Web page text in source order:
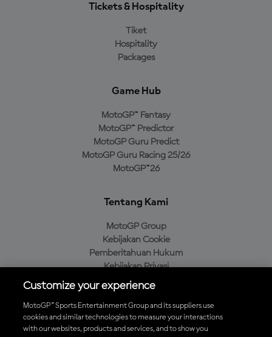
Tickets & Hospitality
Tiket
Hospitality
Packages
Game Hub
MotoGP™ Fantasy
MotoGP™ Predictor
MotoGP Guru Predict
MotoGP Guru Racing 25/26
MotoGP™26
Tentang Kami
MotoGP Group
Kebijakan Cookie
Pemberitahuan Hukum
Kebijakan Privasi
Kebijakan Pembelian
Unduh Aplikasi Resmi MotoGP™
Customize your experience
MotoGP™ Sports Entertainment Group and its suppliers use
cookies and similar technologies to measure your interactions
with our websites, products and services, and to show you